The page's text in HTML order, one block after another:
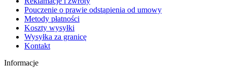
Pouczenie o prawie odstąpienia od umowy
Metody płatności
Koszty wysyłki
Wysyłka za granicę
Kontakt
Informacje